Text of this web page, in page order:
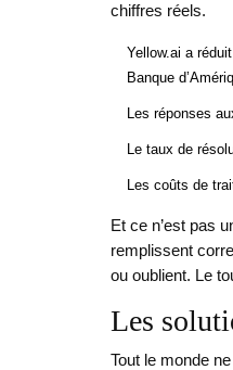
chiffres réels.
Yellow.ai a
Banque
Les réponses
Le taux de
Les coûts de
Et ce n’est pas
remplissent
ou oublient. Le
Les
Tout le monde